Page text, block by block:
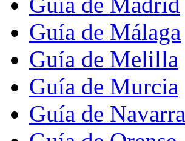
Guía de Málaga
Guía de Melilla
Guía de Murcia
Guía de Navarra